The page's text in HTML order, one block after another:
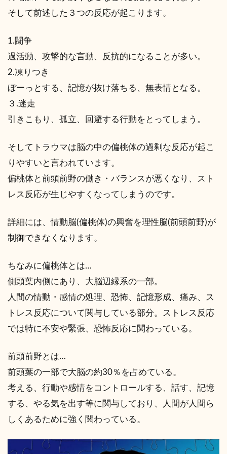
そして前述した３つの反応が起こります。
1.闘争
過活動、攻撃的な言動、反抗的になることが多い。
2.凍りつき
ぼーっとする、記憶が抜け落ちる、無表情となる。
３.迷走
引きこもり、孤立、回避する行動をとってしまう。
そしてトラウマは脳の中の偏桃体の過剰な反応が起こ
りやすいと言われています。
偏桃体と前頭前野の働き・バランスが悪くなり、スト
レス反応が生じやすくなってしまうのです。
詳細には、情動脳(偏桃体)の興奮を理性脳(前頭前野)が
制御できなくなります。
ちなみに偏桃体とは…
側頭葉内側にあり、大脳辺縁系の一部。
人間の情動・感情の処理、恐怖、記憶形成、痛み、ス
トレス反応について関与している部分。ストレス反応
では特に不安や緊張、恐怖反応に関わっている。
前頭前野とは…
前頭葉の一部で大脳の約30％を占めている。
考える、行動や感情をコントロールする、話す、記憶
する、やる気を出す等に関与しており、人間が人間ら
しくあるために強く関わっている。